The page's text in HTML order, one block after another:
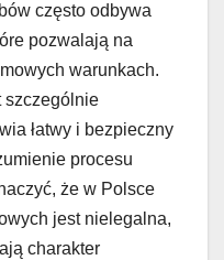
często odbywa
pozwalają na
warunkach.
szczególnie
łatwy i bezpieczny
procesu
że w Polsce
jest nielegalna,
charakter